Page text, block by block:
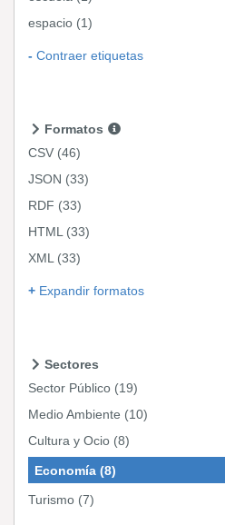
espacio (1)
Contraer etiquetas
Formatos
CSV (46)
JSON (33)
RDF (33)
HTML (33)
XML (33)
Expandir formatos
Sectores
Sector Público (19)
Medio Ambiente (10)
Cultura y Ocio (8)
Economía (8)
Turismo (7)